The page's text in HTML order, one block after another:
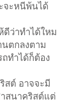
จะหนีพ้นได้
ดีว่าทำได้ใหม
นตกลงตาม
ทำได้ก็ต้อง
สต์ อาจจะมี
าสนาคริสต์แต่